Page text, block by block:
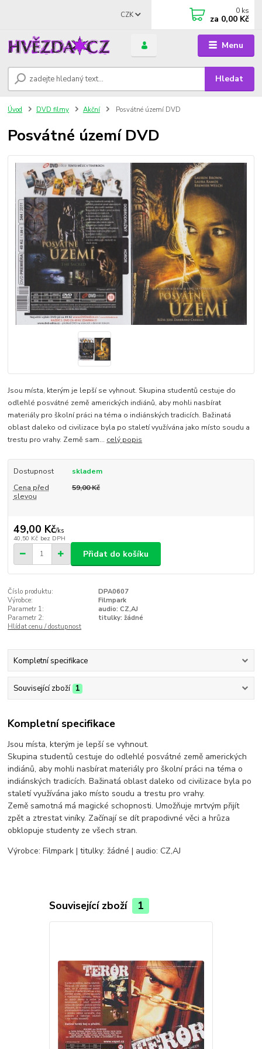
Menu
CZK
Hledat
0 ks
za 0,00 Kč
Úvod DVD filmy Akční Posvátné území DVD
Posvátné území DVD
Jsou místa, kterým je lepší se vyhnout. Skupina studentů cestuje do
odlehlé posvátné země amerických indiánů, aby mohli nasbírat
materiály pro školní práci na téma o indiánských tradicích. Bažinatá
oblast daleko od civilizace byla po staletí využívána jako místo soudu a
trestu pro vrahy. Země sam... celý popis
Dostupnost
skladem
Cena před
slevou
59,00 Kč
49,00 Kč/ks
40,50 Kč bez DPH
Přidat do košíku
Číslo produktu:
DPA0607
Výrobce:
Filmpark
Parametr 1:
audio: CZ,AJ
Parametr 2:
titulky: žádné
Hlídat cenu / dostupnost
Kompletní specifikace
Související zboží 1
Kompletní specifikace
Jsou místa, kterým je lepší se vyhnout.
Skupina studentů cestuje do odlehlé posvátné země amerických
indiánů, aby mohli nasbírat materiály pro školní práci na téma o
indiánských tradicích. Bažinatá oblast daleko od civilizace byla po
staletí využívána jako místo soudu a trestu pro vrahy.
Země samotná má magické schopnosti. Umožňuje mrtvým přijít
zpět a ztrestat viníky. Začínají se dít prapodivné věci a hrůza
obklopuje studenty ze všech stran.
Výrobce: Filmpark | titulky: žádné | audio: CZ,AJ
Související zboží 1